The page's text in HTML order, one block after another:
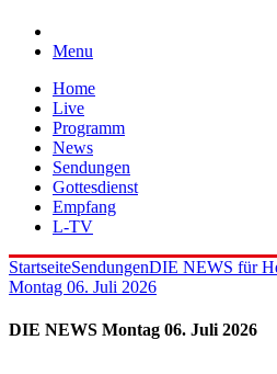
Menu
Home
Live
Programm
News
Sendungen
Gottesdienst
Empfang
L-TV
StartseiteSendungenDIE NEWS für
Montag 06. Juli 2026
DIE NEWS Montag 06. Juli 2026